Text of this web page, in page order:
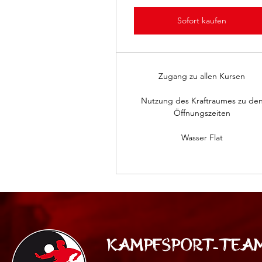
Sofort kaufen
Zugang zu allen Kursen
Nutzung des Kraftraumes zu
Öffnungszeiten
Wasser Flat
Kampfsport-